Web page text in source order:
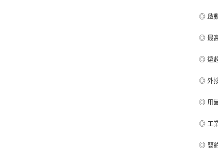
◎ 啟
◎ 最
◎ 遠
◎ 外
◎ 用
◎ 工
◎ 簡